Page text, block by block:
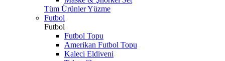
Tüm Ürünler Yüzme
Futbol
Futbol
Futbol Topu
Amerikan Futbol Topu
Kaleci Eldiveni